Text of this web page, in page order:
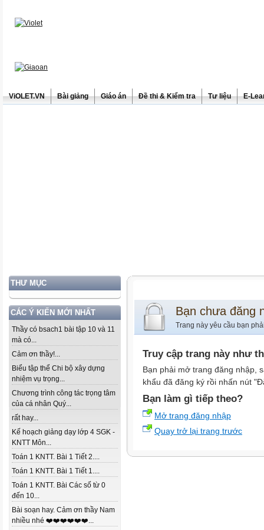
ViOLET.VN Bài giảng Giáo án Đề thi & Kiểm tra Tư liệu E-
THƯ MỤC
CÁC Ý KIẾN MỚI NHẤT
Thầy có bsach1 bài tập 10 và 11
mà có...
Cảm ơn thầy!...
Biểu tập thể Chi bộ xây dựng
nhiệm vụ trọng...
Chương trình công tác trọng tâm
của cá nhân Quý...
rất hay...
Kế hoạch giảng dạy lớp 4 SGK -
KNTT Môn...
Toán 1 KNTT. Bài 1 Tiết 2....
Toán 1 KNTT. Bài 1 Tiết 1....
Toán 1 KNTT. Bài Các số từ 0
đến 10...
Bài soạn hay. Cảm ơn thầy Nam
nhiều nhé ❤️❤️❤️❤️❤️❤️...
Bạn chưa đăng
Trang này yêu cầu bạn
Truy cập trang này như
Bạn phải mở trang đăng nhập,
khẩu đã đăng ký rồi nhấn nút
Bạn làm gì tiếp theo?
Mở trang đăng nhập
Quay trở lại trang trước